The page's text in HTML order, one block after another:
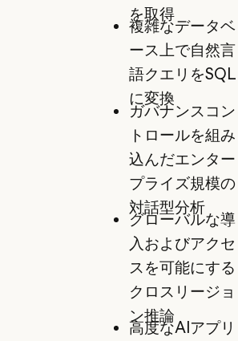
を取得
複雑なデータベ
ース上で自然言
語クエリをSQL
に変換
ガバナンスコン
トロールを組み
込んだエンター
プライズ規模の
対話型分析
グローバルな導
入およびアクセ
スを可能にする
クロスリージョ
ン推論
高度なAIアプリ